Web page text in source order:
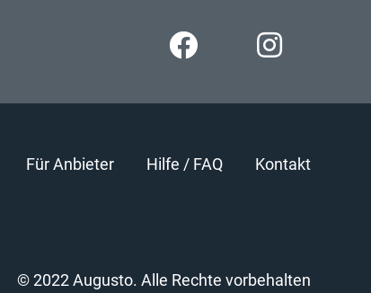
Für Anbieter Hilfe / FAQ Kontakt
© 2022 Augusto. Alle Rechte vorbehalten